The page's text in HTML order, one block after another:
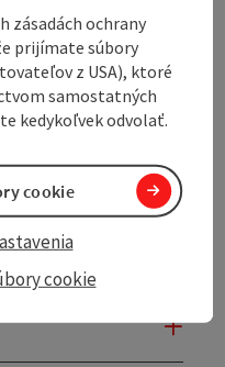
zásadách ochrany
prijímate súbory
z USA), ktoré
samostatných
kedykoľvek odvolať.
cookie
cookie